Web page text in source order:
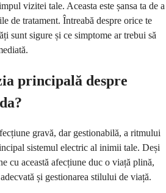
vizitei tale. Aceasta este șansa ta de a
de tratament. Întreabă despre orice te
sunt sigure și ce simptome ar trebui să
principală despre
gravă, dar gestionabilă, a ritmului
sistemul electric al inimii tale. Deși
cu această afecțiune duc o viață plină,
și gestionarea stilului de viață.